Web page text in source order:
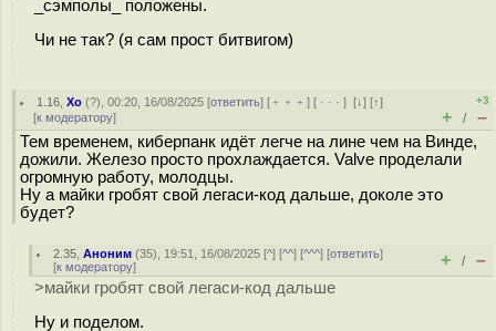
_сэмполы_ положены.
Чи не так? (я сам прост битвигом)
1.16 ,Xo (?), 00:20, 16/08/2025 [ответить] [ ﹢﹢﹢] [ · · ·][↓] [↑]
[к модератору]
+3
+ / –
Тем временем, киберпанк идёт легче на лине чем на Винде,
дожили. Железо просто прохлаждается. Valve проделали
огромную работу, молодцы.
Ну а майки гробят свой легаси-код дальше, доколе это
будет?
2.35 ,Аноним (35), 19:51, 16/08/2025 [^] [^^] [^^^] [ответить]
[к модератору] + / –
>майки гробят свой легаси-код дальше
Ну и поделом.